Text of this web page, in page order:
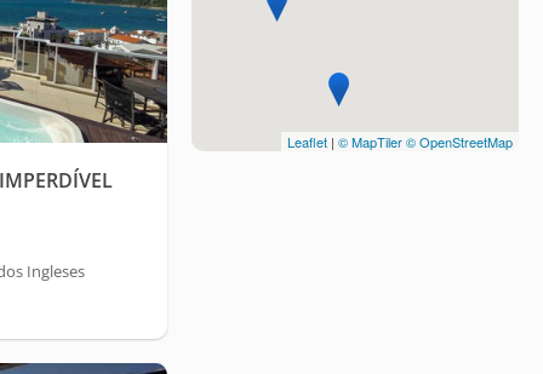
Leaflet | © MapTiler© OpenStreetMap
Ingleses